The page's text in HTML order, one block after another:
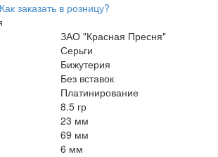
Как заказать в розницу?
ЗАО "Красная Пресня"
Серьги
Бижутерия
Без вставок
Платинирование
8.5 гр
23 мм
69 мм
6 мм